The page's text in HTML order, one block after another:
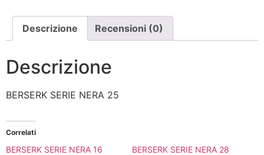
Descrizione Recensioni (0)
Descrizione
BERSERK SERIE NERA 25
Correlati
BERSERK SERIE NERA 16
BERSERK SERIE NERA 28